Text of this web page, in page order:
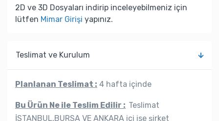
2D ve 3D Dosyaları indirip inceleyebilmeniz için
lütfen Mimar Girişi yapınız.
Teslimat ve Kurulum
Planlanan Teslimat : 4 hafta içinde
Bu Ürün Ne ile Teslim Edilir : Teslimat
İSTANBUL,BURSA VE ANKARA içi ise şirket